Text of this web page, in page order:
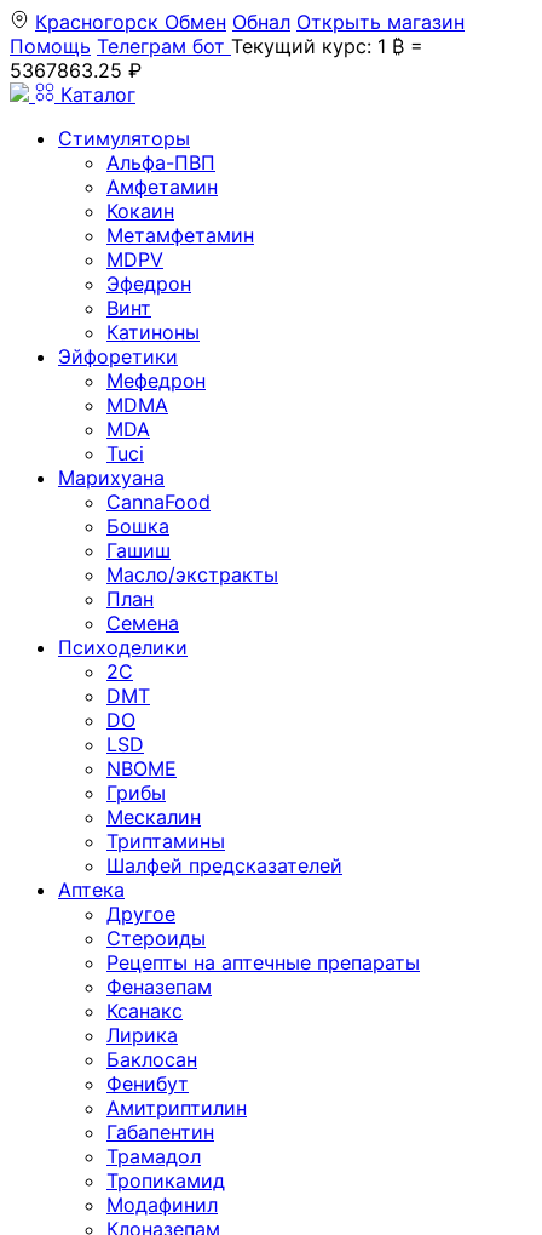
Красногорск Обмен Обнал Открыть магазин
Помощь Телеграм бот Текущий курс: 1 ₿ =
5367863.25 ₽
Каталог
Стимуляторы
Альфа-ПВП
Амфетамин
Кокаин
Метамфетамин
MDPV
Эфедрон
Винт
Катиноны
Эйфоретики
Мефедрон
MDMA
MDA
Tuci
Марихуана
CannaFood
Бошка
Гашиш
Масло/экстракты
План
Семена
Психоделики
2C
DMT
DO
LSD
NBOME
Грибы
Мескалин
Триптамины
Шалфей предсказателей
Аптека
Другое
Стероиды
Рецепты на аптечные препараты
Феназепам
Ксанакс
Лирика
Баклосан
Фенибут
Амитриптилин
Габапентин
Трамадол
Тропикамид
Модафинил
Клоназепам